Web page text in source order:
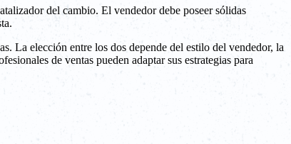
del cambio. El vendedor debe poseer sólidas
La elección entre los dos depende del estilo del vendedor, la
de ventas pueden adaptar sus estrategias para